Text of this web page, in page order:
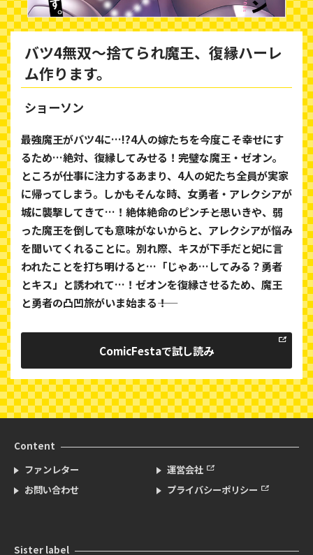
バツ4無双～捨てられ魔王、復縁ハーレ
ム作ります。
ショーソン
最強魔王がバツ4に…!?4人の嫁たちを今度こそ幸せにす
るため…絶対、復縁してみせる！――完璧な魔王・ゼオン。
ところが仕事に注力するあまり、4人の妃たち全員が実家
に帰ってしまう。しかもそんな時、女勇者・アレクシアが
城に襲撃してきて…！絶体絶命のピンチ――と思いきや、弱
った魔王を倒しても意味がないからと、アレクシアが悩み
を聞いてくれることに。別れ際、キスが下手だと妃に言
われたことを打ち明けると…「じゃあ…してみる？勇者
とキス」と誘われて…！ゼオンを復縁させるため、魔王
と勇者の凸凹旅がいま始まる――！
ComicFestaで試し読み
Content
ファンレター
お問い合わせ
運営会社
プライバシーポリシー
Sister label